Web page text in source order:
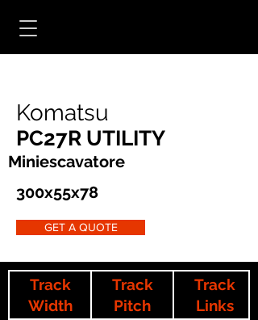
Komatsu
PC27R UTILITY
Miniescavatore
300x55x78
GET A QUOTE
Track
Width
Track
Pitch
Track
Links